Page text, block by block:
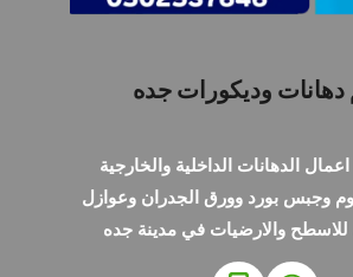
دهانات وديكورات جده
الدهانات الداخلية والخارجية
وجبس بورد وورق الجدران وعوازل
للاسطح والارضيات في مدينة جده